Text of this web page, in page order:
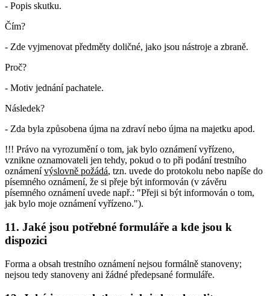
- Popis skutku.
Čím?
- Zde vyjmenovat předměty doličné, jako jsou nástroje a zbraně.
Proč?
- Motiv jednání pachatele.
Následek?
- Zda byla způsobena újma na zdraví nebo újma na majetku apod.
!!! Právo na vyrozumění o tom, jak bylo oznámení vyřízeno,
vznikne oznamovateli jen tehdy, pokud o to při podání trestního
oznámenívýslovně požádá, tzn. uvede do protokolu nebo napíše do
písemného oznámení, že si přeje být informován (v závěru
písemného oznámení uvede např.: "Přeji si být informován o tom,
jak bylo moje oznámení vyřízeno.").
11. Jaké jsou potřebné formuláře a kde jsou k
dispozici
Forma a obsah trestního oznámení nejsou formálně stanoveny;
nejsou tedy stanoveny ani žádné předepsané formuláře.